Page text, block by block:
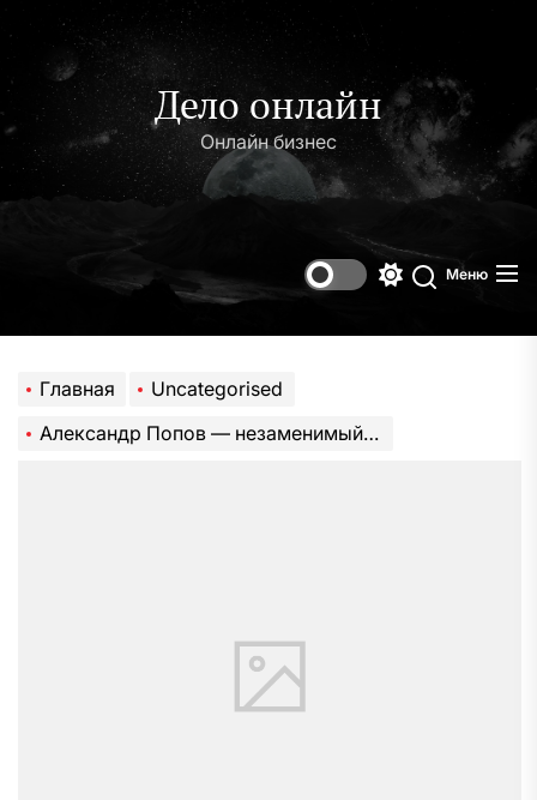
содержимому
Дело онлайн
Онлайн бизнес
Поиск
Меню
Главная
Uncategorised
Александр Попов — незаменимый ученый и изобретатель, который революционизировал радиосвязь